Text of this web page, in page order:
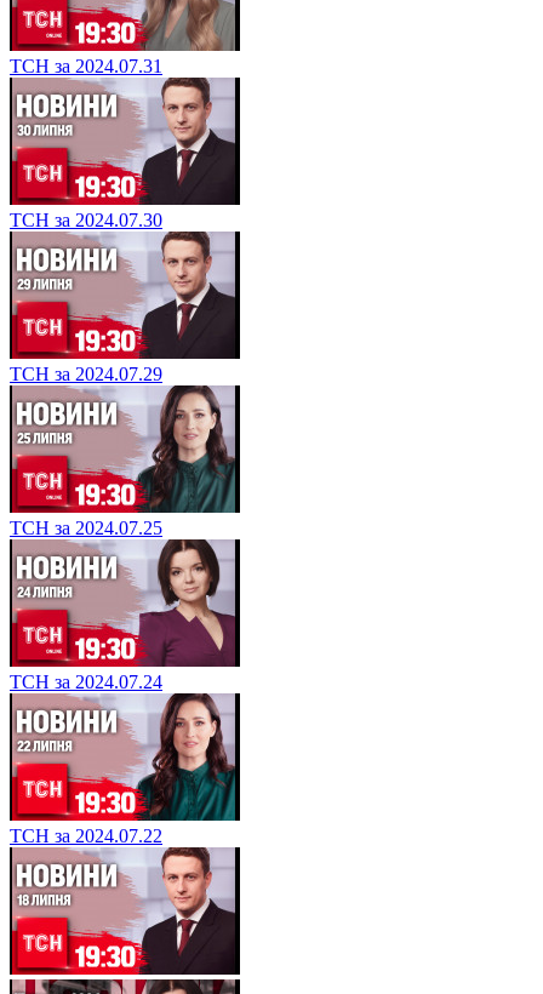
ТСН за 2024.07.31
ТСН за 2024.07.30
ТСН за 2024.07.29
ТСН за 2024.07.25
ТСН за 2024.07.24
ТСН за 2024.07.22